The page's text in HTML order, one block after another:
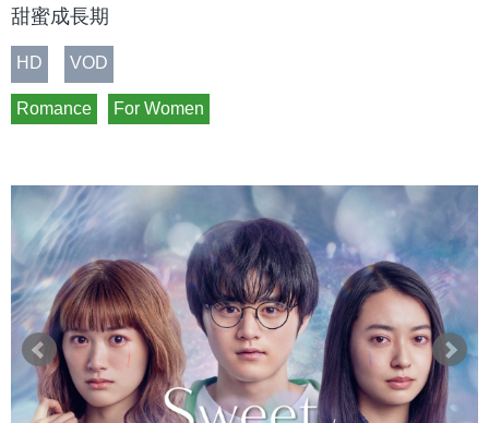
甜蜜成長期
HD VOD
Romance For Women